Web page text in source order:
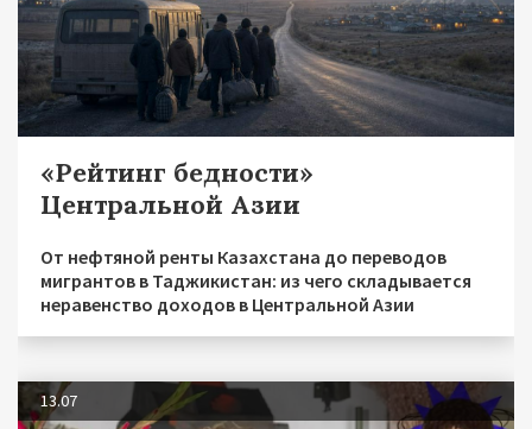
«Рейтинг бедности»
Центральной Азии
От нефтяной ренты Казахстана до переводов
мигрантов в Таджикистан: из чего складывается
неравенство доходов в Центральной Азии
13.07